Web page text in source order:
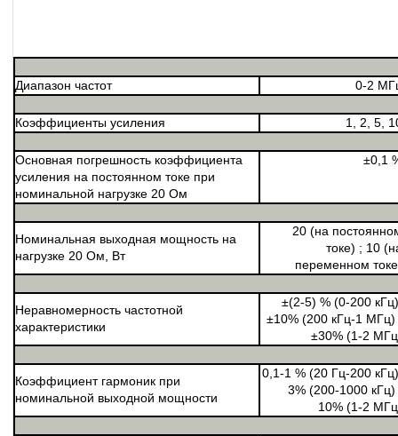
Диапазон частот 0-2
Коэффициенты усиления 1, 2, 5,
Основная погрешность коэффициента
усиления на постоянном токе при
номинальной нагрузке 20 Ом
±0,1
Номинальная выходная мощность на
нагрузке 20 Ом, Вт
20 (на
токе) ; 10
переменном
Неравномерность частотной
характеристики
±(2-5) % (0-200
±10% (200 кГц-1 МГц)
±30% (1-2
Коэффициент гармоник при
номинальной выходной мощности
0,1-1 % (20 Гц-200
3% (200-1000 кГц)
10% (1-2